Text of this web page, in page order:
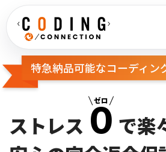
特急納品可能なコーディン
ストレス ０
ゼロ
で楽